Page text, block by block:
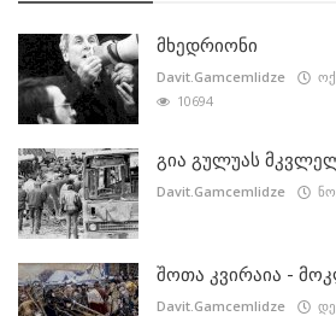
მხედრიონი
Davit.Gamcemlidze
10694
გია გულუას
Davit.Gamcemlidze
შოთა კვირაია -
Davit.Gamcemlidze